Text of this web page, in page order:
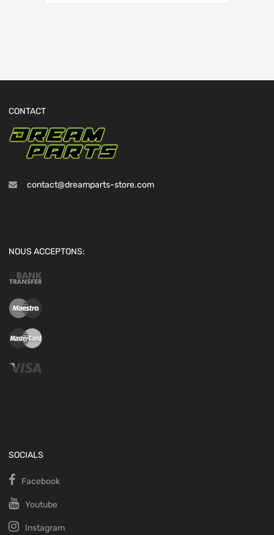
CONTACT
contact@dreamparts-store.com
NOUS ACCEPTONS:
SOCIALS
Facebook
Youtube
Instagram